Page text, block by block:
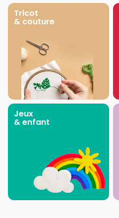
Tricot
& couture
Jeux
& enfant